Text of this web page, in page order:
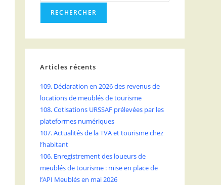
RECHERCHER
Articles récents
109. Déclaration en 2026 des revenus de
locations de meublés de tourisme
108. Cotisations URSSAF prélevées par les
plateformes numériques
107. Actualités de la TVA et tourisme chez
l’habitant
106. Enregistrement des loueurs de
meublés de tourisme : mise en place de
l’API Meublés en mai 2026